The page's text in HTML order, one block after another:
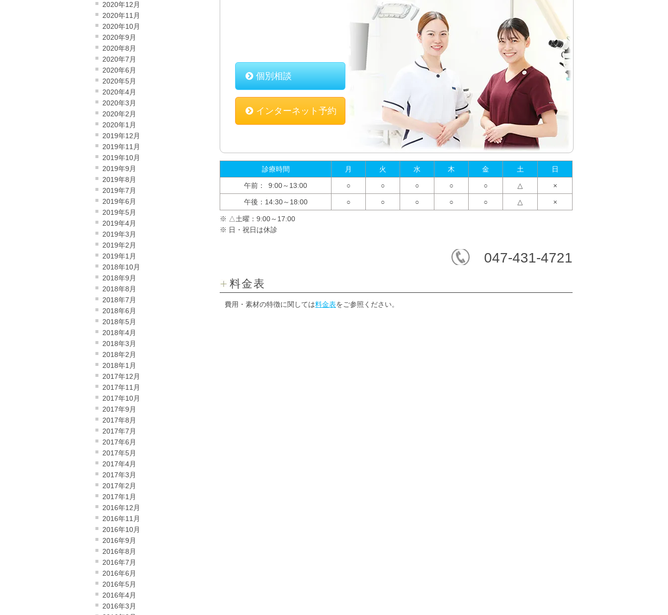
2020年12月
2020年11月
2020年10月
2020年9月
2020年8月
2020年7月
2020年6月
2020年5月
2020年4月
2020年3月
2020年2月
2020年1月
2019年12月
2019年11月
2019年10月
2019年9月
2019年8月
2019年7月
2019年6月
2019年5月
2019年4月
2019年3月
2019年2月
2019年1月
2018年10月
2018年9月
2018年8月
2018年7月
2018年6月
2018年5月
2018年4月
2018年3月
2018年2月
2018年1月
2017年12月
2017年11月
2017年10月
2017年9月
2017年8月
2017年7月
2017年6月
2017年5月
2017年4月
2017年3月
2017年2月
2017年1月
2016年12月
2016年11月
2016年10月
2016年9月
2016年8月
2016年7月
2016年6月
2016年5月
2016年4月
2016年3月
個別相談
インターネット予約
診療時間 月 火 水 木 金 土 日
午前： 9:00～13:00 ○ ○ ○ ○ ○ △ ×
午後：14:30～18:00 ○ ○ ○ ○ ○ △ ×
※ △土曜：9:00～17:00
※ 日・祝日は休診
047-431-4721
料金表
費用・素材の特徴に関しては料金表をご参照ください。